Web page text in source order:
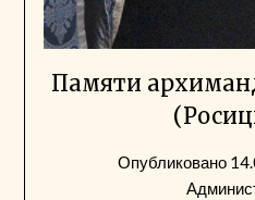
Памяти
Опубликовано